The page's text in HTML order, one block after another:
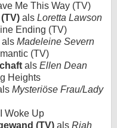
Me This Way (TV)
als Loretta Lawson
Ending (TV)
als Madeleine Severn
(TV)
als Ellen Dean
Heights
Mysteriöse Frau/Lady
Woke Up
(TV) als Riah